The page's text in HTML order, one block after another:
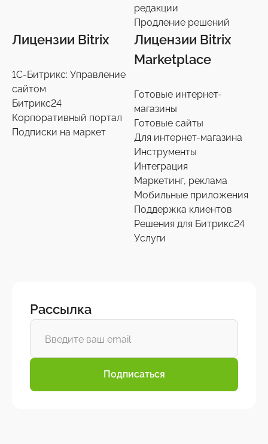
редакции
Продление решений
Лицензии Bitrix
1С-Битрикс: Управление
сайтом
Битрикс24
Корпоративный портал
Подписки на маркет
Лицензии Bitrix
Marketplace
Готовые интернет-
магазины
Готовые сайты
Для интернет-магазина
Инструменты
Интеграция
Маркетинг, реклама
Мобильные приложения
Поддержка клиентов
Решения для Битрикс24
Услуги
Рассылка
Подписаться